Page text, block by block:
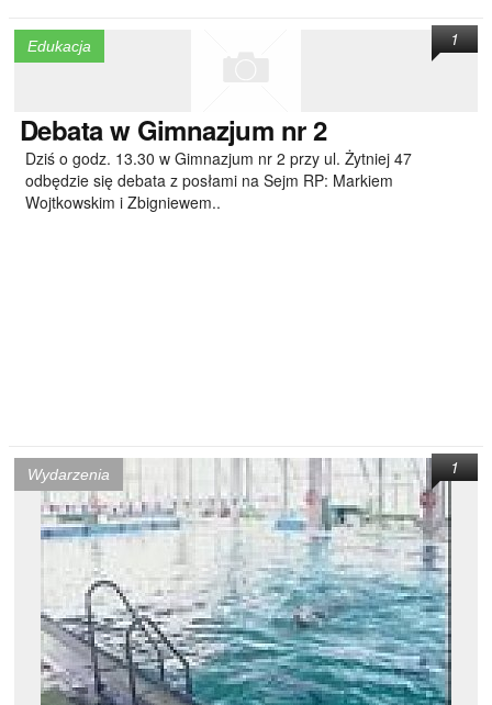
Edukacja
Debataw Gimnazjum nr 2
Dziś o godz. 13.30 w Gimnazjum nr 2 przy ul. Żytniej 47
odbędzie się debata z posłami na Sejm RP: Markiem
Wojtkowskim i Zbigniewem..
1
Wydarzenia 1